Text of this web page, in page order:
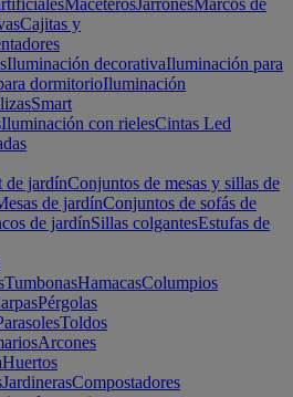
MaceterosJarronesMarcos de
Cajitas y
Iluminación decorativaIluminación para
dormitorioIluminación
Smart
Iluminación con rielesCintas Led
de jardínConjuntos de mesas y sillas de
de jardínConjuntos de sofás de
de jardínSillas colgantesEstufas de
TumbonasHamacasColumpios
Pérgolas
Toldos
Arcones
Huertos
JardinerasCompostadores